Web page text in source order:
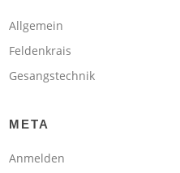
Allgemein
Feldenkrais
Gesangstechnik
META
Anmelden